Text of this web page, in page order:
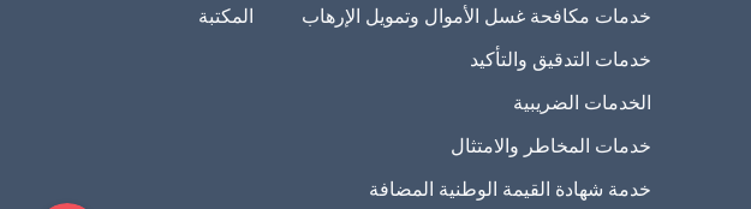
خدمات مكافحة غسل الأموال وتمويل الإرهاب
خدمات التدقيق والتأكيد
الخدمات الضريبية
خدمات المخاطر والامتثال
خدمة شهادة القيمة الوطنية المضافة
المكتبة